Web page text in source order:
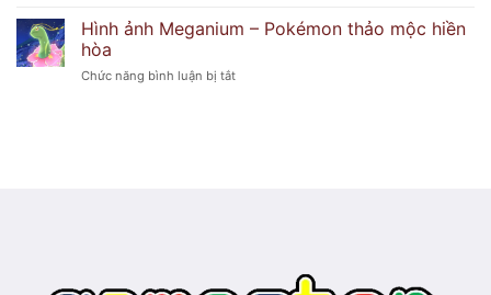
băng
lẽo
Staryu
Pokémon
Hình ảnh Meganium – Pokémon thảo mộc hiền
hòa
Chức năng bình luận bị tắtở